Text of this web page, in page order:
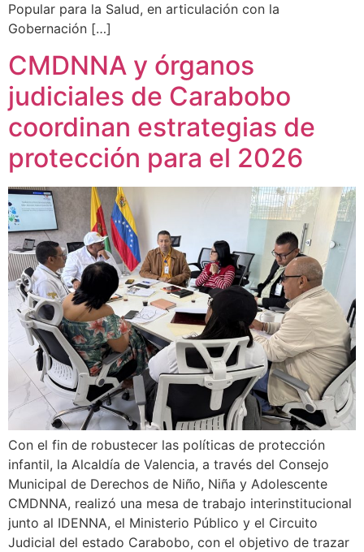
Popular para la Salud, en articulación con la
Gobernación […]
CMDNNA y órganos
judiciales de Carabobo
coordinan estrategias de
protección para el 2026
Con el fin de robustecer las políticas de protección
infantil, la Alcaldía de Valencia, a través del Consejo
Municipal de Derechos de Niño, Niña y Adolescente
CMDNNA, realizó una mesa de trabajo interinstitucional
junto al IDENNA, el Ministerio Público y el Circuito
Judicial del estado Carabobo, con el objetivo de trazar